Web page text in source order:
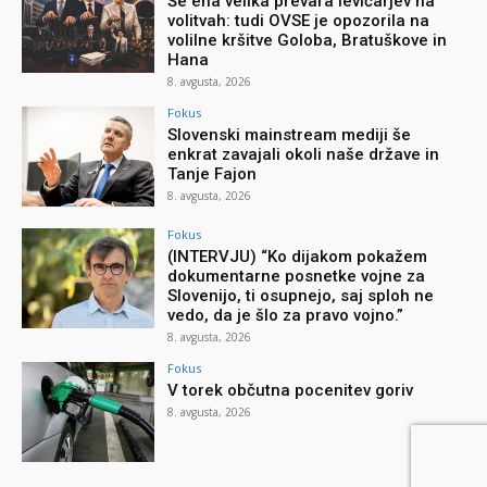
volitvah: tudi OVSE je opozorila na
volilne kršitve Goloba, Bratuškove in
Hana
8. avgusta, 2026
Fokus
Slovenski mainstream mediji še
enkrat zavajali okoli naše države in
Tanje Fajon
8. avgusta, 2026
Fokus
(INTERVJU) “Ko dijakom pokažem
dokumentarne posnetke vojne za
Slovenijo, ti osupnejo, saj sploh ne
vedo, da je šlo za pravo vojno.”
8. avgusta, 2026
Fokus
V torek občutna pocenitev goriv
8. avgusta, 2026